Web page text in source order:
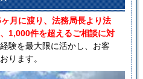
月に渡り、法務局長より法
1,000件を超えるご相談に対
験を最大限に活かし、お客
ります。